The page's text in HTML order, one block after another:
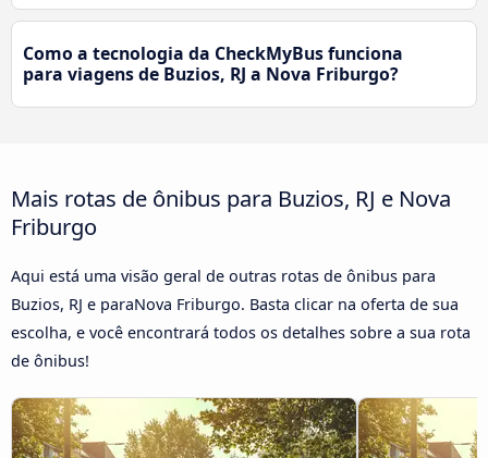
Como a tecnologia da CheckMyBus funciona
para viagens de Buzios, RJ a Nova Friburgo?
Mais rotas de ônibus para Buzios, RJ e Nova
Friburgo
Aqui está uma visão geral de outras rotas de ônibus para
Buzios, RJ e paraNova Friburgo. Basta clicar na oferta de sua
escolha, e você encontrará todos os detalhes sobre a sua rota
de ônibus!